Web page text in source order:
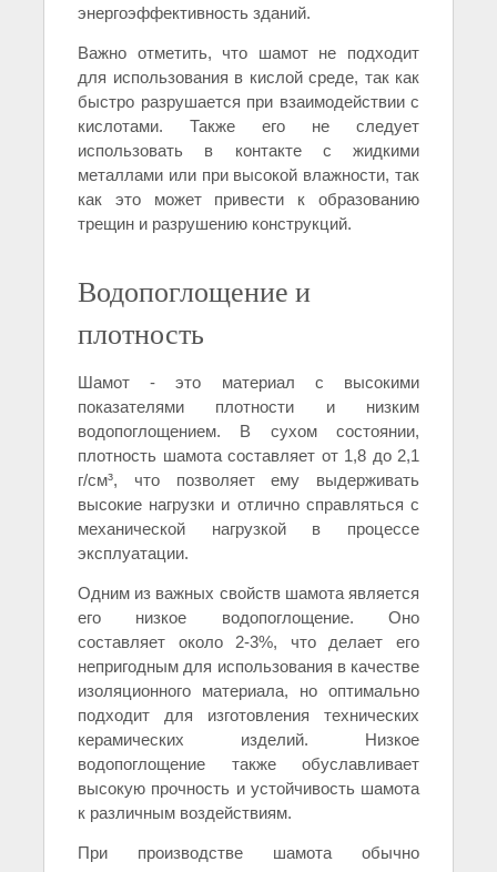
энергоэффективность зданий.
Важно отметить, что шамот не подходит
для использования в кислой среде, так как
быстро разрушается при взаимодействии с
кислотами. Также его не следует
использовать в контакте с жидкими
металлами или при высокой влажности, так
как это может привести к образованию
трещин и разрушению конструкций.
Водопоглощение и
плотность
Шамот - это материал с высокими
показателями плотности и низким
водопоглощением. В сухом состоянии,
плотность шамота составляет от 1,8 до 2,1
г/см³, что позволяет ему выдерживать
высокие нагрузки и отлично справляться с
механической нагрузкой в процессе
эксплуатации.
Одним из важных свойств шамота является
его низкое водопоглощение. Оно
составляет около 2-3%, что делает его
непригодным для использования в качестве
изоляционного материала, но оптимально
подходит для изготовления технических
керамических изделий. Низкое
водопоглощение также обуславливает
высокую прочность и устойчивость шамота
к различным воздействиям.
При производстве шамота обычно